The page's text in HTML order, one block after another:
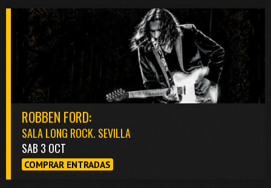
ROBBEN FORD:
SALA LONG ROCK. SEVILLA
SAB 3 OCT
COMPRAR ENTRADAS